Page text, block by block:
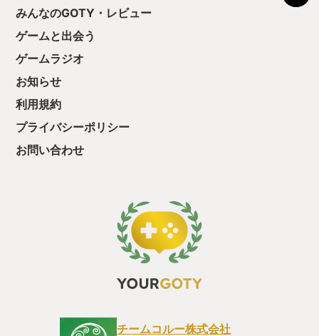
ちゃうじゃぁん
みんなのGOTY・レビュー
ゲームと出会う
ゲームラジオ
お知らせ
利用規約
プライバシーポリシー
お問い合わせ
チームコルー株式会社